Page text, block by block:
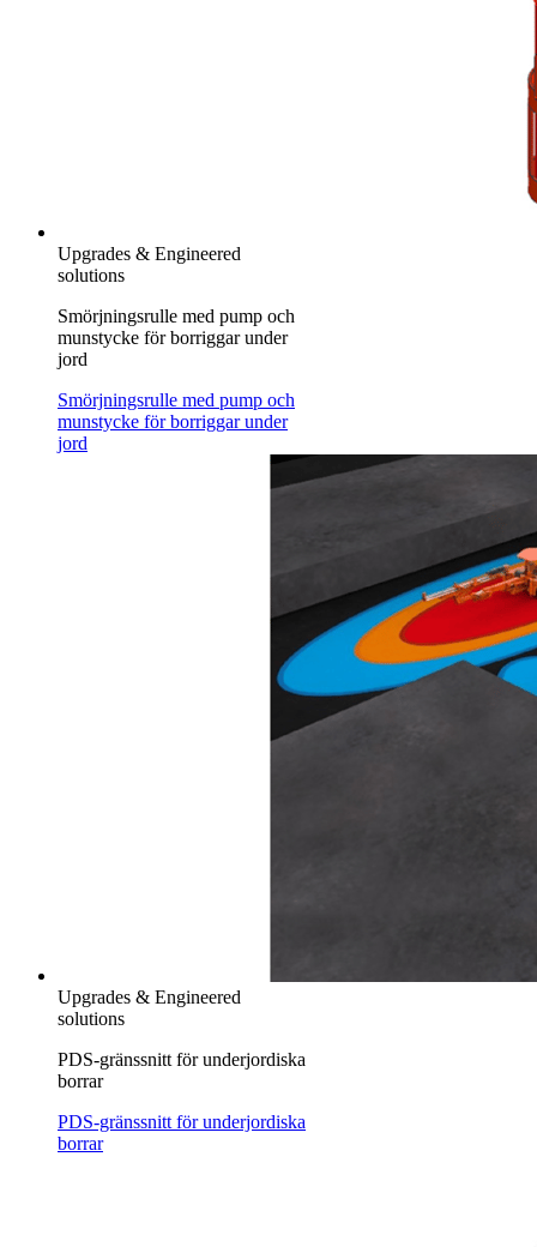
Upgrades & Engineered
solutions
Smörjningsrulle med pump och
munstycke för borriggar under
jord
Smörjningsrulle med pump och
munstycke för borriggar under
jord
Upgrades & Engineered
solutions
PDS-gränssnitt för underjordiska
borrar
PDS-gränssnitt för underjordiska
borrar